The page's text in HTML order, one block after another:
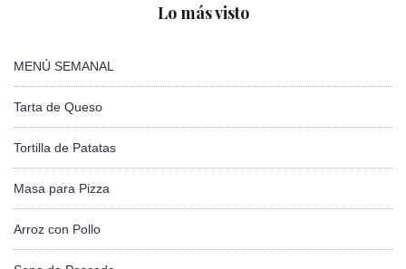
Lo más visto
MENÚ SEMANAL
Tarta de Queso
Tortilla de Patatas
Masa para Pizza
Arroz con Pollo